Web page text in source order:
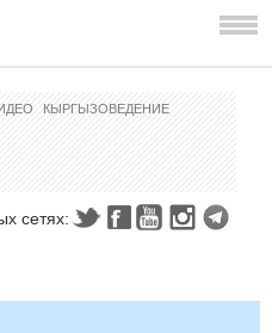
КЫРГЫЗОВЕДЕНИЕ
сетях: